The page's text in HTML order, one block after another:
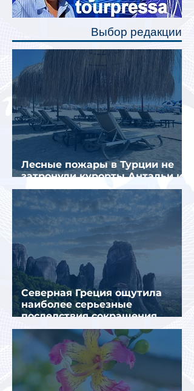
позволят пассажирам закрыть свою
полку во время сна или отдыха,
Выбор редакции
Лесные пожары в Турции не
затронули курорты Антальи и
Муглы
Северная Греция ощутила
наиболее серьезные
последствия сокращения
турпотока из России